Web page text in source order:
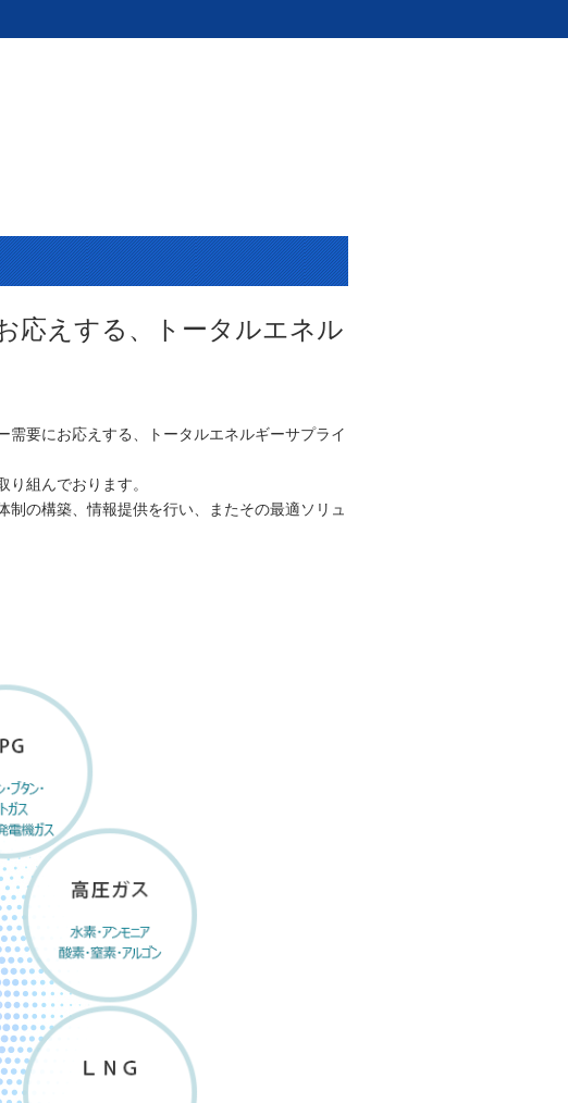
応えする、トータルエネル
要にお応えする、トータルエネルギーサプライ
組んでおります。
の構築、情報提供を行い、またその最適ソリュ